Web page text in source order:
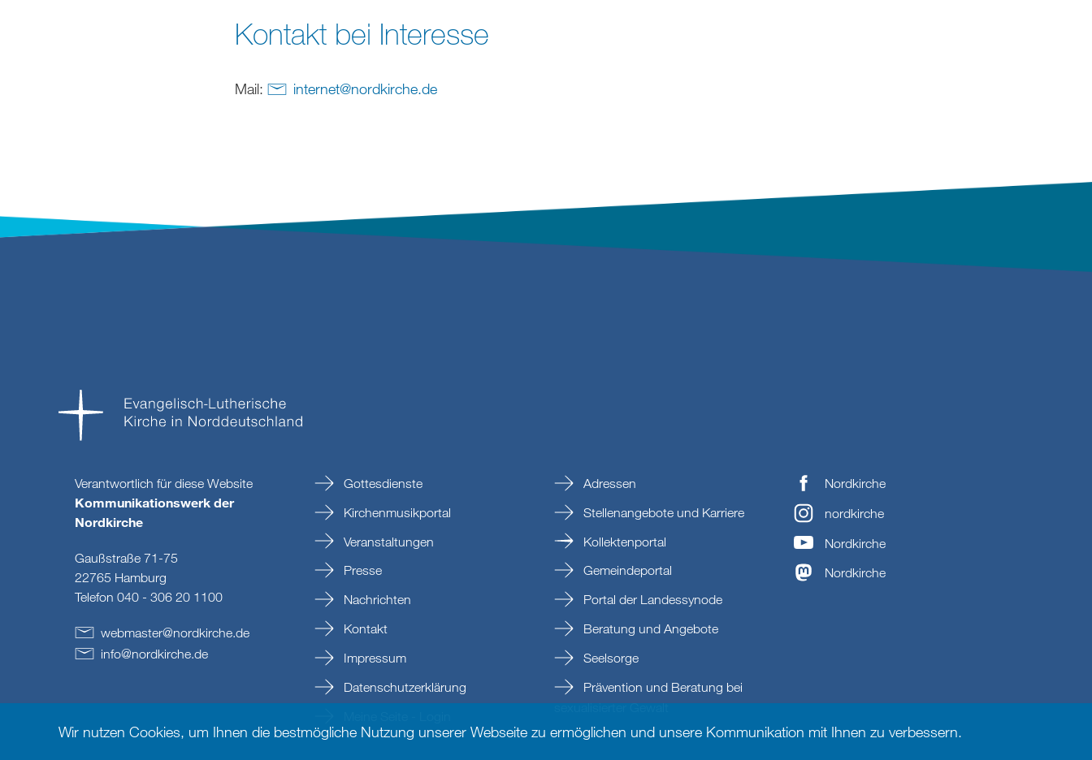
Kontakt bei Interesse
Mail: internet@nordkirche.de
Verantwortlich für diese Website
Kommunikationswerk der
Nordkirche
Gaußstraße 71-75
22765 Hamburg
Telefon 040 - 306 20 1100
webmaster@nordkirche.de
info@nordkirche.de
Gottesdienste
Kirchenmusikportal
Veranstaltungen
Presse
Nachrichten
Kontakt
Impressum
Datenschutzerklärung
Adressen
Stellenangebote und Karriere
Kollektenportal
Gemeindeportal
Portal der Landessynode
Beratung und Angebote
Seelsorge
Prävention und Beratung bei
sexualisierter Gewalt
Nordkirche
nordkirche
Nordkirche
Nordkirche
Wir nutzen Cookies, um Ihnen die bestmögliche Nutzung unserer Webseite zu ermöglichen und unsere Kommunikation mit Ihnen zu verbessern.